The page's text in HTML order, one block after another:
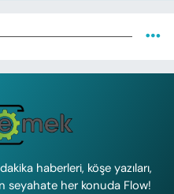
haberleri, köşe yazıları,
seyahate her konuda Flow!